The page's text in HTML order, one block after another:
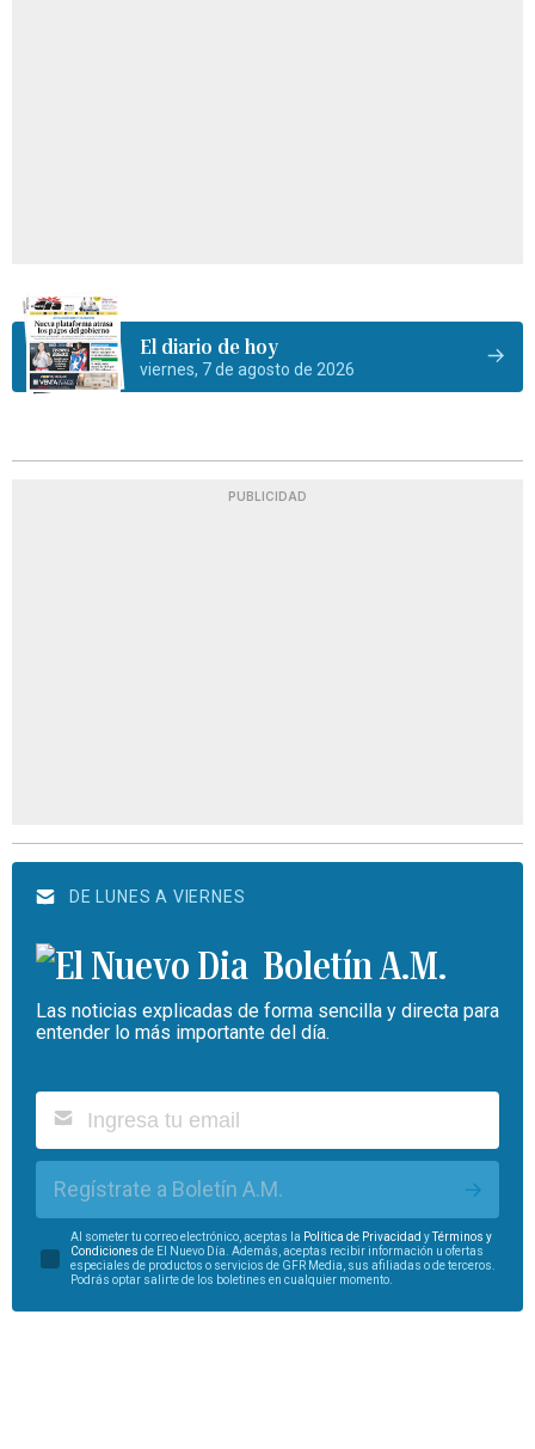
El diario de hoy
viernes, 7 de agosto de 2026
PUBLICIDAD
DE LUNES A VIERNES
Boletín A.M.
Las noticias explicadas de forma sencilla y directa para
entender lo más importante del día.
Regístrate a Boletín A.M.
Al someter tu correo electrónico, aceptas la Política de Privacidad y
Términos y
Condiciones de El Nuevo Día. Además, aceptas recibir información u ofertas
especiales de productos o servicios de GFR Media, sus afiliadas o de terceros.
Podrás optar salirte de los boletines en cualquier momento.